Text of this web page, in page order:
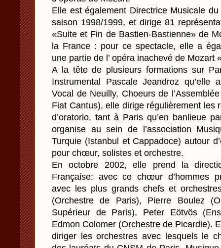
Elle est également Directrice Musicale
saison 1998/1999, et dirige 81
«Suite et Fin de Bastien-Bastienne» de
la France : pour ce spectacle, elle a
une partie de l’ opéra inachevé de Mozart
A la tête de plusieurs formations sur
Instrumental Pascale Jeandroz qu’elle
Vocal de Neuilly, Choeurs de
Fiat Cantus), elle dirige régulièrement les
d’oratorio, tant à Paris qu’en banlieue
organise au sein de l’association
Turquie (Istanbul et Cappadoce) autour
pour chœur, solistes et orchestre.
En octobre 2002, elle prend la
Française: avec ce chœur d’hommes
avec les plus grands chefs et
(Orchestre de Paris), Pierre Boulez
Supérieur de Paris), Peter Eötvös
Edmon Colomer (Orchestre de Picardie).
diriger les orchestres avec lesquels le